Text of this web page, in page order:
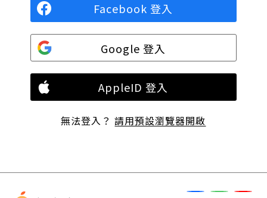
Facebook 登入
Google 登入
AppleID 登入
無法登入？請用預設瀏覽器開啟